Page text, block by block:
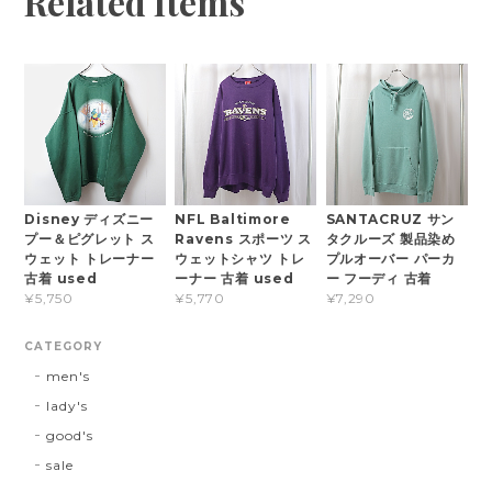
Disney ディズニー
プー＆ピグレット ス
ウェット トレーナー
古着 used
¥5,750
NFL Baltimore
Ravens スポーツ ス
ウェットシャツ トレ
ーナー 古着 used
¥5,770
SANTACRUZ サン
タクルーズ 製品染め
プルオーバー パーカ
ー フーディ 古着
¥7,290
CATEGORY
men's
lady's
good's
sale